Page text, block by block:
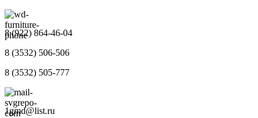
8 (922) 864-46-04
8 (3532) 506-506
8 (3532) 505-777
1gmd@list.ru